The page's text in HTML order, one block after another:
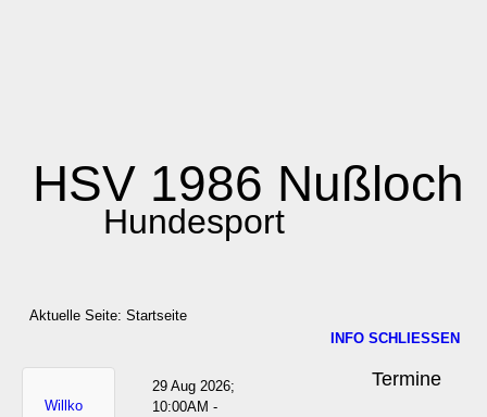
HSV 1986 Nußloch
Hundesport
Aktuelle Seite: Startseite
Willko
29 Aug 2026;
10:00AM -
INFO SCHLIESSEN
Termine